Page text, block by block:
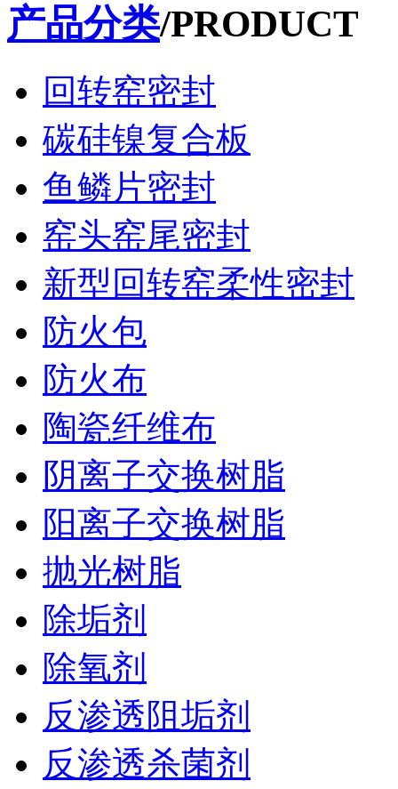
产品分类/PRODUCT
回转窑密封
碳硅镍复合板
鱼鳞片密封
窑头窑尾密封
新型回转窑柔性密封
防火包
防火布
陶瓷纤维布
阴离子交换树脂
阳离子交换树脂
抛光树脂
除垢剂
除氧剂
反渗透阻垢剂
反渗透杀菌剂